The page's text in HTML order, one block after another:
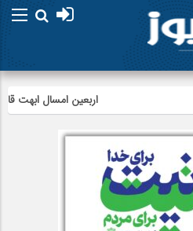
اربعین امسال ابهت قائد